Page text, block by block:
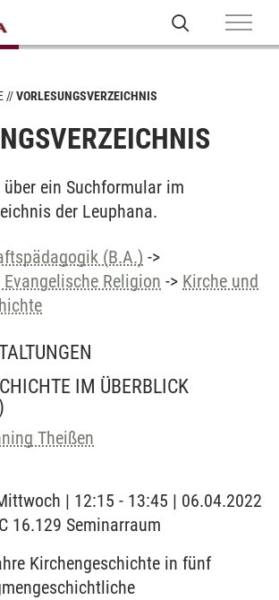
VORLESUNGSVERZEICHNIS
über ein Suchformular im
der Leuphana.
(B.A.) ->
Religion -> Kirche und
IM ÜBERBLICK
Theißen
| 12:15 - 13:45 | 06.04.2022
16.129 Seminarraum
Kirchengeschichte in fünf